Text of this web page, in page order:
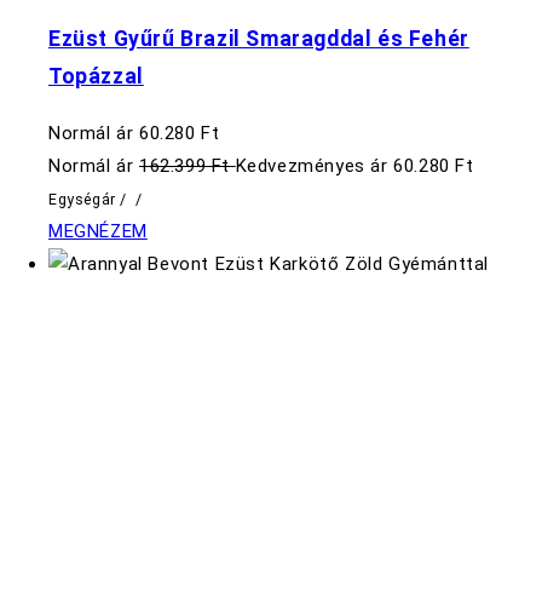
Ezüst Gyűrű Brazil Smaragddal és Fehér
Topázzal
Normál ár 60.280 Ft
Normál ár 162.399 FtKedvezményes ár 60.280 Ft
Egységár / /
MEGNÉZEM